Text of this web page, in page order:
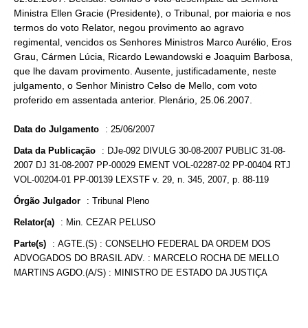
Ministra Ellen Gracie (Presidente), o Tribunal, por maioria e nos
termos do voto Relator, negou provimento ao agravo
regimental, vencidos os Senhores Ministros Marco Aurélio, Eros
Grau, Cármen Lúcia, Ricardo Lewandowski e Joaquim Barbosa,
que lhe davam provimento. Ausente, justificadamente, neste
julgamento, o Senhor Ministro Celso de Mello, com voto
proferido em assentada anterior. Plenário, 25.06.2007.
Data do Julgamento : 25/06/2007
Data da Publicação : DJe-092 DIVULG 30-08-2007 PUBLIC 31-08-
2007 DJ 31-08-2007 PP-00029 EMENT VOL-02287-02 PP-00404 RTJ
VOL-00204-01 PP-00139 LEXSTF v. 29, n. 345, 2007, p. 88-119
Órgão Julgador : Tribunal Pleno
Relator(a) : Min. CEZAR PELUSO
Parte(s) : AGTE.(S) : CONSELHO FEDERAL DA ORDEM DOS
ADVOGADOS DO BRASIL ADV. : MARCELO ROCHA DE MELLO
MARTINS AGDO.(A/S) : MINISTRO DE ESTADO DA JUSTIÇA